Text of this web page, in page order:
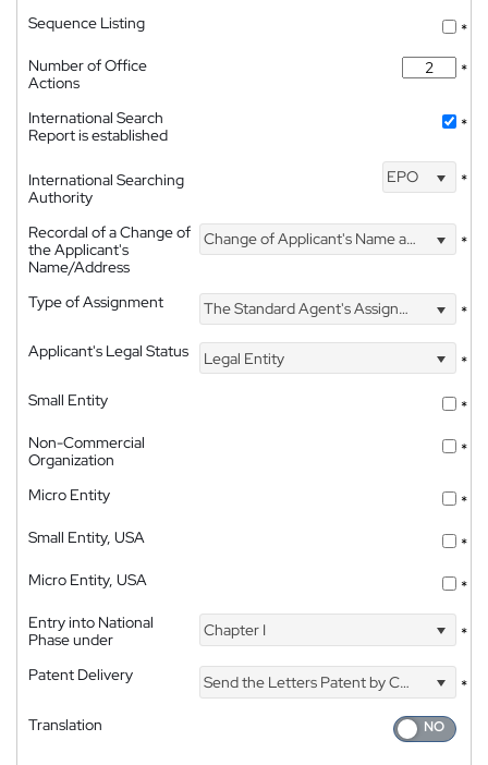
Sequence Listing
*
Number of Office
Actions
*
International Search
Report is established
*
International Searching
Authority
EPO *
Recordal of a Change of
the Applicant's
Name/Address
Change of Applicant's Name and Address *
Type of Assignment The Standard Agent's Assignment
*
Applicant's Legal Status
Legal Entity
*
Small Entity
*
Non-Commercial
Organization
*
Micro Entity
*
Small Entity, USA
*
Micro Entity, USA
*
Entry into National
Phase under
Chapter I *
Patent Delivery Send the Letters Patent by Courier
*
Translation